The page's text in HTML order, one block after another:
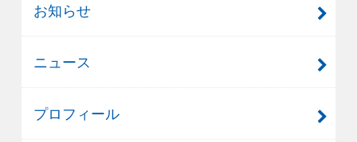
お知らせ
ニュース
プロフィール